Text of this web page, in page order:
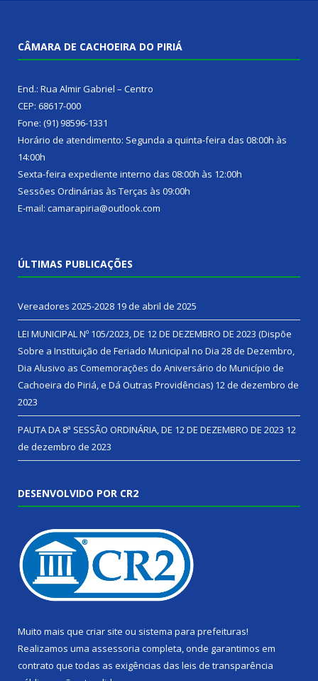
CÂMARA DE CACHOEIRA DO PIRIÁ
End.: Rua Almir Gabriel – Centro
CEP: 68617-000
Fone: (91) 98596-1331
Horário de atendimento: Segunda a quinta-feira das 08:00h às
14:00h
Sexta-feira expediente interno das 08:00h às 12:00h
Sessões Ordinárias às Terças às 09:00h
E-mail: camarapiria@outlook.com
ÚLTIMAS PUBLICAÇÕES
Vereadores 2025-2028 19 de abril de 2025
LEI MUNICIPAL Nº 105/2023, DE 12 DE DEZEMBRO DE 2023 (Dispõe
Sobre a Instituição de Feriado Municipal no Dia 28 de Dezembro,
Dia Alusivo as Comemorações do Aniversário do Município de
Cachoeira do Piriá, e Dá Outras Providências) 12 de dezembro de
2023
PAUTA DA 8ª SESSÃO ORDINÁRIA, DE 12 DE DEZEMBRO DE 2023 12
de dezembro de 2023
DESENVOLVIDO POR CR2
Muito mais que criar site ou sistema para prefeituras!
Realizamos uma assessoria completa, onde garantimos em
contrato que todas as exigências das leis de transparência